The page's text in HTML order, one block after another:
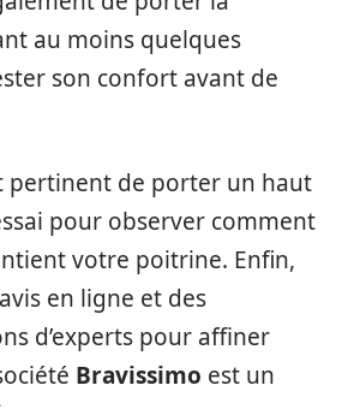
au moins quelques
son confort avant de
pertinent de porter un haut
pour observer comment
votre poitrine. Enfin,
en ligne et des
d’experts pour affiner
Bravissimo est un